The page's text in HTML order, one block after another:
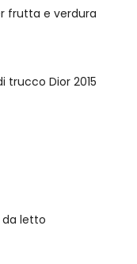
frutta e verdura
trucco Dior 2015
da letto